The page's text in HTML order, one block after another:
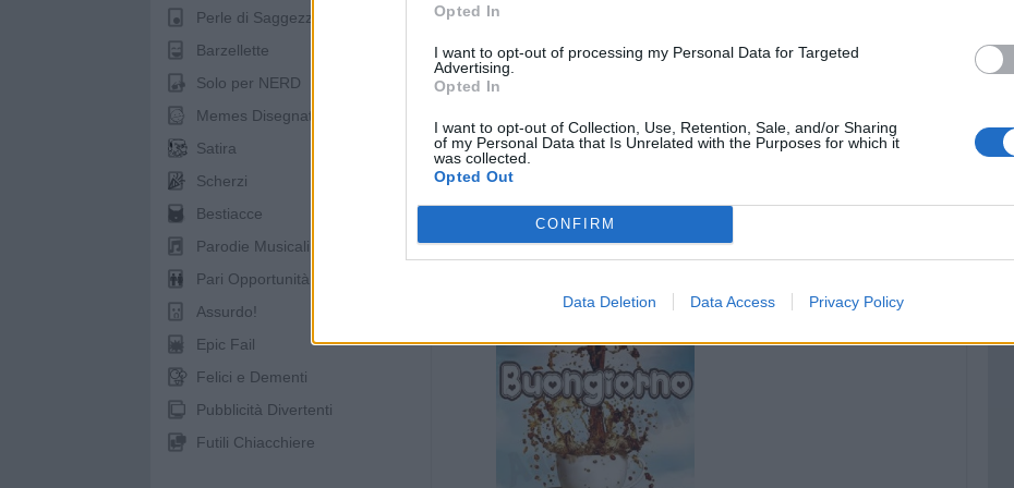
Opted In
I want to opt-out of processing my Personal Data for Targeted
Advertising.
Opted In
I want to opt-out of Collection, Use, Retention, Sale, and/or Sharing
of my Personal Data that Is Unrelated with the Purposes for which it
was collected.
Opted Out
CONFIRM
Data Deletion Data Access Privacy Policy
Perle di Saggezza
Barzellette
Solo per NERD
Memes Disegnati
Satira
Scherzi
Bestiacce
Parodie Musicali
Pari Opportunità
Assurdo!
Epic Fail
Felici e Dementi
Pubblicità Divertenti
Futili Chiacchiere
yasuma
1
2 Ottobre 2020 alle ore 08:33
1